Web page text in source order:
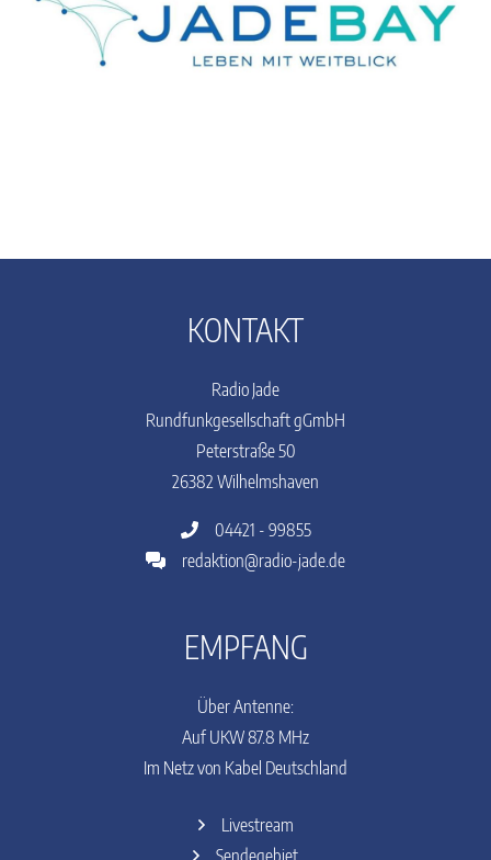
KONTAKT
Radio Jade
Rundfunkgesellschaft gGmbH
Peterstraße 50
26382 Wilhelmshaven
04421 - 99855
redaktion@radio-jade.de
EMPFANG
Über Antenne:
Auf UKW 87.8 MHz
Im Netz von Kabel Deutschland
Livestream